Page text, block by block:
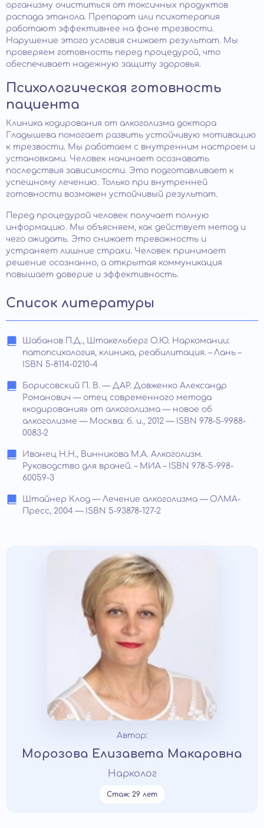
организму очиститься от токсичных продуктов
распада этанола. Препарат или психотерапия
работают эффективнее на фоне трезвости.
Нарушение этого условия снижает результат. Мы
проверяем готовность перед процедурой, что
обеспечивает надежную защиту здоровья.
Психологическая готовность
пациента
Клиника кодирования от алкоголизма доктора
Гладышева помогает развить устойчивую мотивацию
к трезвости. Мы работаем с внутренним настроем и
установками. Человек начинает осознавать
последствия зависимости. Это подготавливает к
успешному лечению. Только при внутренней
готовности возможен устойчивый результат.
Перед процедурой человек получает полную
информацию. Мы объясняем, как действует метод и
чего ожидать. Это снижает тревожность и
устраняет лишние страхи. Человек принимает
решение осознанно, а открытая коммуникация
повышает доверие и эффективность.
Список литературы
Шабанов П.Д., Штакельберг О.Ю. Наркомании:
патопсихология, клиника, реабилитация. – Лань –
ISBN 5-8114-0210-4
Борисовский П. В. — ДАР. Довженко Александр
Романович — отец современного метода
«кодирования» от алкоголизма — новое об
алкоголизме — Москва: б. и., 2012 — ISBN 978-5-9988-
0083-2
Иванец Н.Н., Винникова М.А. Алкоголизм.
Руководство для врачей. – МИА – ISBN 978-5-998-
60059-3
Штайнер Клод — Лечение алкоголизма — ОЛМА-
Пресс, 2004 — ISBN 5-93878-127-2
Автор:
Морозова Елизавета Макаровна
Нарколог
Стаж: 29 лет